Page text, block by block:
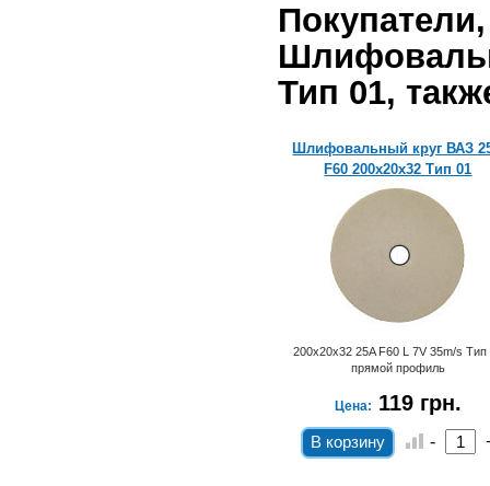
Тип 01,
Шлифовальный круг ВАЗ
F60 200х20х32 Тип 01
200х20х32 25A F60 L 7V 35m/s Тип
прямой профиль
Цена: 119 грн.
-